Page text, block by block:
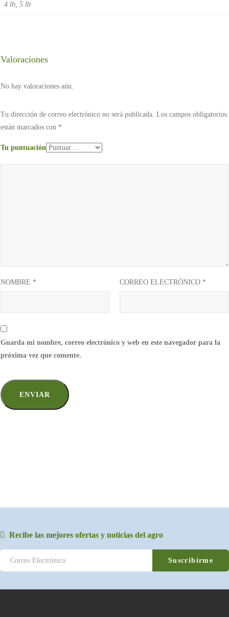
4 lb, 5 lb
Valoraciones
No hay valoraciones aún.
Tu dirección de correo electrónico no será publicada. Los campos obligatorios
están marcados con *
Tu puntuación
NOMBRE * CORREO ELECTRÓNICO *
Guarda mi nombre, correo electrónico y web en este navegador para la
próxima vez que comente.
Recibe las mejores ofertas y noticias del agro